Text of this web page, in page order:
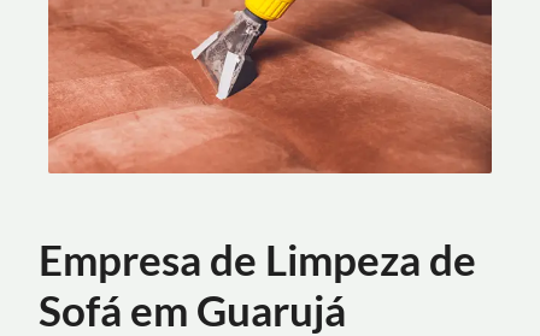
Empresa de Limpeza de
Sofá em Guarujá